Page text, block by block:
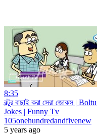
8:35
বল্টুর বাছাই করা সেরা জোকস |
Jokes | Funny Tv
105onehundredandfivenew
5 years ago